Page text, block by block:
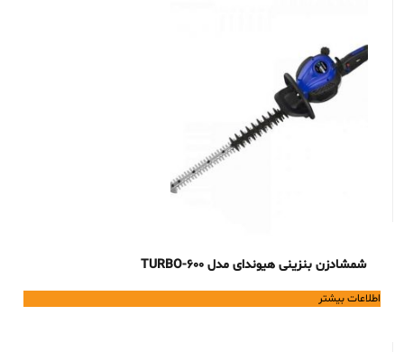
شمشادزن بنزینی هیوندای مدل TURBO-600
اطلاعات بیشتر